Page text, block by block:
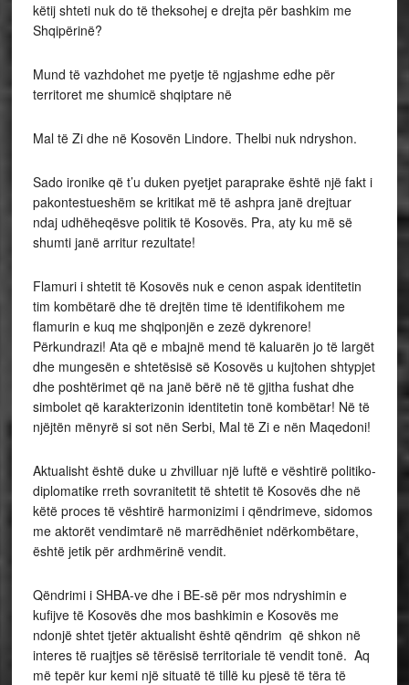
këtij shteti nuk do të theksohej e drejta për bashkim me
Shqipërinë?
Mund të vazhdohet me pyetje të ngjashme edhe për
territoret me shumicë shqiptare në
Mal të Zi dhe në Kosovën Lindore. Thelbi nuk ndryshon.
Sado ironike që t’u duken pyetjet paraprake është një fakt i
pakontestueshëm se kritikat më të ashpra janë drejtuar
ndaj udhëheqësve politik të Kosovës. Pra, aty ku më së
shumti janë arritur rezultate!
Flamuri i shtetit të Kosovës nuk e cenon aspak identitetin
tim kombëtarë dhe të drejtën time të identifikohem me
flamurin e kuq me shqiponjën e zezë dykrenore!
Përkundrazi! Ata që e mbajnë mend të kaluarën jo të largët
dhe mungesën e shtetësisë së Kosovës u kujtohen shtypjet
dhe poshtërimet që na janë bërë në të gjitha fushat dhe
simbolet që karakterizonin identitetin tonë kombëtar! Në të
njëjtën mënyrë si sot nën Serbi, Mal të Zi e nën Maqedoni!
Aktualisht është duke u zhvilluar një luftë e vështirë politiko-
diplomatike rreth sovranitetit të shtetit të Kosovës dhe në
këtë proces të vështirë harmonizimi i qëndrimeve, sidomos
me aktorët vendimtarë në marrëdhëniet ndërkombëtare,
është jetik për ardhmërinë vendit.
Qëndrimi i SHBA-ve dhe i BE-së për mos ndryshimin e
kufijve të Kosovës dhe mos bashkimin e Kosovës me
ndonjë shtet tjetër aktualisht është qëndrim që shkon në
interes të ruajtjes së tërësisë territoriale të vendit tonë. Aq
më tepër kur kemi një situatë të tillë ku pjesë të tëra të